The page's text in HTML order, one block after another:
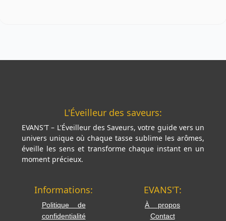
L'Éveilleur des saveurs:
EVANS'T – L'Éveilleur des Saveurs, votre guide vers un
univers unique où chaque tasse sublime les arômes,
éveille les sens et transforme chaque instant en un
moment précieux.
Informations:
Politique de
confidentialité
EVANS'T:
À propos
Contact